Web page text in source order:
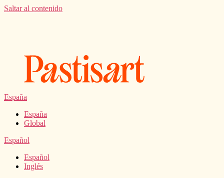
Saltar al contenido
España
España
Global
Español
Español
Inglés